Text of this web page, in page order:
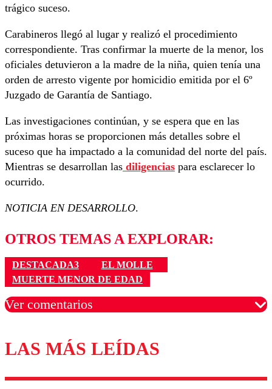
trágico suceso.
Carabineros llegó al lugar y realizó el procedimiento
correspondiente. Tras confirmar la muerte de la menor, los
oficiales detuvieron a la madre de la niña, quien tenía una
orden de arresto vigente por homicidio emitida por el 6º
Juzgado de Garantía de Santiago.
Las investigaciones continúan, y se espera que en las
próximas horas se proporcionen más detalles sobre el
suceso que ha impactado a la comunidad del norte del país.
Mientras se desarrollan las diligencias para esclarecer lo
ocurrido.
NOTICIA EN DESARROLLO.
OTROS TEMAS A EXPLORAR:
DESTACADA3
EL MOLLE
MUERTE MENOR DE EDAD
Ver comentarios
Los comentarios son moderados para garantizar un
diálogo respetuoso.
LAS MÁS LEÍDAS